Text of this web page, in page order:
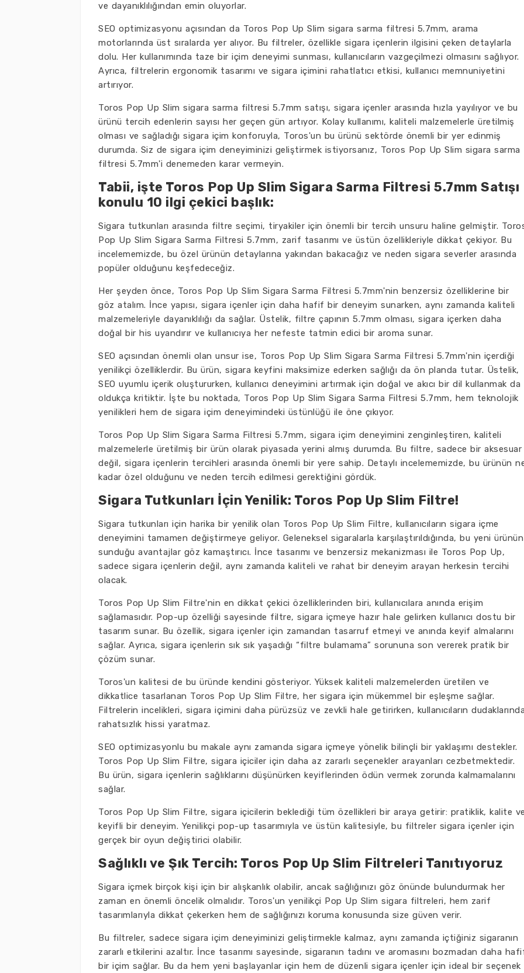
ve dayanıklılığından emin oluyorlar.
SEO optimizasyonu açısından da Toros Pop Up Slim sigara sarma filtresi 5.7mm, arama
motorlarında üst sıralarda yer alıyor. Bu filtreler, özellikle sigara içenlerin ilgisini çeken detaylarla
dolu. Her kullanımında taze bir içim deneyimi sunması, kullanıcıların vazgeçilmezi olmasını sağlıyor.
Ayrıca, filtrelerin ergonomik tasarımı ve sigara içimini rahatlatıcı etkisi, kullanıcı memnuniyetini
artırıyor.
Toros Pop Up Slim sigara sarma filtresi 5.7mm satışı, sigara içenler arasında hızla yayılıyor ve bu
ürünü tercih edenlerin sayısı her geçen gün artıyor. Kolay kullanımı, kaliteli malzemelerle üretilmiş
olması ve sağladığı sigara içim konforuyla, Toros'un bu ürünü sektörde önemli bir yer edinmiş
durumda. Siz de sigara içim deneyiminizi geliştirmek istiyorsanız, Toros Pop Up Slim sigara sarma
filtresi 5.7mm'i denemeden karar vermeyin.
Tabii, işte Toros Pop Up Slim Sigara Sarma Filtresi 5.7mm Satışı
konulu 10 ilgi çekici başlık:
Sigara tutkunları arasında filtre seçimi, tiryakiler için önemli bir tercih unsuru haline gelmiştir.
Pop Up Slim Sigara Sarma Filtresi 5.7mm, zarif tasarımı ve üstün özellikleriyle dikkat çekiyor. Bu
incelememizde, bu özel ürünün detaylarına yakından bakacağız ve neden sigara severler arasında
popüler olduğunu keşfedeceğiz.
Her şeyden önce, Toros Pop Up Slim Sigara Sarma Filtresi 5.7mm'nin benzersiz özelliklerine bir
göz atalım. İnce yapısı, sigara içenler için daha hafif bir deneyim sunarken, aynı zamanda kaliteli
malzemeleriyle dayanıklılığı da sağlar. Üstelik, filtre çapının 5.7mm olması, sigara içerken daha
doğal bir his uyandırır ve kullanıcıya her nefeste tatmin edici bir aroma sunar.
SEO açısından önemli olan unsur ise, Toros Pop Up Slim Sigara Sarma Filtresi 5.7mm'nin içerdiği
yenilikçi özelliklerdir. Bu ürün, sigara keyfini maksimize ederken sağlığı da ön planda tutar. Üstelik,
SEO uyumlu içerik oluştururken, kullanıcı deneyimini artırmak için doğal ve akıcı bir dil kullanmak da
oldukça kritiktir. İşte bu noktada, Toros Pop Up Slim Sigara Sarma Filtresi 5.7mm, hem teknolojik
yenilikleri hem de sigara içim deneyimindeki üstünlüğü ile öne çıkıyor.
Toros Pop Up Slim Sigara Sarma Filtresi 5.7mm, sigara içim deneyimini zenginleştiren, kaliteli
malzemelerle üretilmiş bir ürün olarak piyasada yerini almış durumda. Bu filtre, sadece bir aksesuar
değil, sigara içenlerin tercihleri arasında önemli bir yere sahip. Detaylı incelememizde, bu ürünün
kadar özel olduğunu ve neden tercih edilmesi gerektiğini gördük.
Sigara Tutkunları İçin Yenilik: Toros Pop Up Slim Filtre!
Sigara tutkunları için harika bir yenilik olan Toros Pop Up Slim Filtre, kullanıcıların sigara içme
deneyimini tamamen değiştirmeye geliyor. Geleneksel sigaralarla karşılaştırıldığında, bu yeni ürünün
sunduğu avantajlar göz kamaştırıcı. İnce tasarımı ve benzersiz mekanizması ile Toros Pop Up,
sadece sigara içenlerin değil, aynı zamanda kaliteli ve rahat bir deneyim arayan herkesin tercihi
olacak.
Toros Pop Up Slim Filtre'nin en dikkat çekici özelliklerinden biri, kullanıcılara anında erişim
sağlamasıdır. Pop-up özelliği sayesinde filtre, sigara içmeye hazır hale gelirken kullanıcı dostu bir
tasarım sunar. Bu özellik, sigara içenler için zamandan tasarruf etmeyi ve anında keyif almalarını
sağlar. Ayrıca, sigara içenlerin sık sık yaşadığı “filtre bulamama” sorununa son vererek pratik bir
çözüm sunar.
Toros'un kalitesi de bu üründe kendini gösteriyor. Yüksek kaliteli malzemelerden üretilen ve
dikkatlice tasarlanan Toros Pop Up Slim Filtre, her sigara için mükemmel bir eşleşme sağlar.
Filtrelerin incelikleri, sigara içimini daha pürüzsüz ve zevkli hale getirirken, kullanıcıların
rahatsızlık hissi yaratmaz.
SEO optimizasyonlu bu makale aynı zamanda sigara içmeye yönelik bilinçli bir yaklaşımı destekler.
Toros Pop Up Slim Filtre, sigara içiciler için daha az zararlı seçenekler arayanları cezbetmektedir.
Bu ürün, sigara içenlerin sağlıklarını düşünürken keyiflerinden ödün vermek zorunda kalmamalarını
sağlar.
Toros Pop Up Slim Filtre, sigara içicilerin beklediği tüm özellikleri bir araya getirir: pratiklik, kalite
keyifli bir deneyim. Yenilikçi pop-up tasarımıyla ve üstün kalitesiyle, bu filtreler sigara içenler için
gerçek bir oyun değiştirici olabilir.
Sağlıklı ve Şık Tercih: Toros Pop Up Slim Filtreleri Tanıtıyoruz
Sigara içmek birçok kişi için bir alışkanlık olabilir, ancak sağlığınızı göz önünde bulundurmak her
zaman en önemli öncelik olmalıdır. Toros'un yenilikçi Pop Up Slim sigara filtreleri, hem zarif
tasarımlarıyla dikkat çekerken hem de sağlığınızı koruma konusunda size güven verir.
Bu filtreler, sadece sigara içim deneyiminizi geliştirmekle kalmaz, aynı zamanda içtiğiniz sigaranın
zararlı etkilerini azaltır. İnce tasarımı sayesinde, sigaranın tadını ve aromasını bozmadan daha
bir içim sağlar. Bu da hem yeni başlayanlar için hem de düzenli sigara içenler için ideal bir seçenek